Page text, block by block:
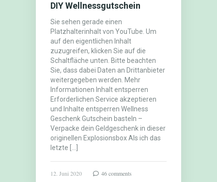
DIY Wellnessgutschein
Sie sehen gerade einen
Platzhalterinhalt von YouTube. Um
auf den eigentlichen Inhalt
zuzugreifen, klicken Sie auf die
Schaltfläche unten. Bitte beachten
Sie, dass dabei Daten an Drittanbieter
weitergegeben werden. Mehr
Informationen Inhalt entsperren
Erforderlichen Service akzeptieren
und Inhalte entsperren Wellness
Geschenk Gutschein basteln –
Verpacke dein Geldgeschenk in dieser
originellen Explosionsbox Als ich das
letzte […]
12. Juni 2020 46 comments